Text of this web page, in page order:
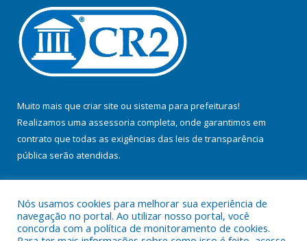
Muito mais que criar site ou sistema para prefeituras!
Realizamos uma assessoria completa, onde garantimos em
contrato que todas as exigências das leis de transparência
pública serão atendidas.
Nós usamos cookies para melhorar sua experiência de
navegação no portal. Ao utilizar nosso portal, você
concorda com a política de monitoramento de cookies.